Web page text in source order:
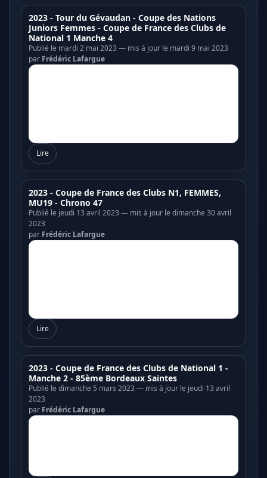
2023 - Tour du Gévaudan - Coupe des Nations
Juniors Femmes - Coupe de France des Clubs de
National 1 Manche 4
Publié le mardi 2 mai 2023 — mis à jour le mardi 9 mai 2023
par Frédéric Lafargue
Lire
2023 - Coupe de France des Clubs N1, FEMMES,
MU19 - Chrono 47
Publié le jeudi 13 avril 2023 — mis à jour le dimanche 30 avril
2023
par Frédéric Lafargue
Lire
2023 - Coupe de France des Clubs de National 1 -
Manche 2 - 85ème Bordeaux Saintes
Publié le dimanche 5 mars 2023 — mis à jour le jeudi 13 avril
2023
par Frédéric Lafargue